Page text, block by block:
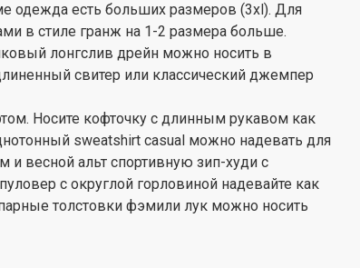
одежда есть больших размеров (3xl). Для
в стиле гранж на 1-2 размера больше.
лонгслив дрейн можно носить в
свитер или классический джемпер
Носите кофточку с длинным рукавом как
sweatshirt casual можно надевать для
и весной альт спортивную зип-худи с
с округлой горловиной надевайте как
толстовки фэмили лук можно носить